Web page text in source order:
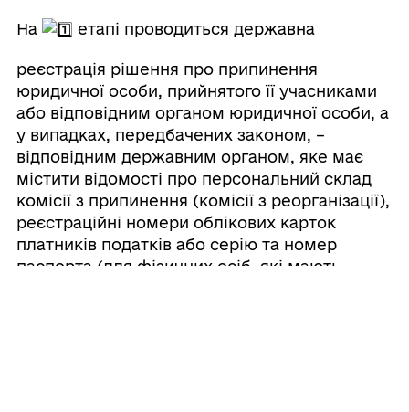
На етапі проводиться державна
реєстрація рішення про припинення
юридичної особи, прийнятого її учасниками
або відповідним органом юридичної особи, а
у випадках, передбачених законом, –
відповідним державним органом, яке має
містити відомості про персональний склад
комісії з припинення (комісії з реорганізації),
реєстраційні номери облікових карток
платників податків або серію та номер
паспорта (для фізичних осіб, які мають